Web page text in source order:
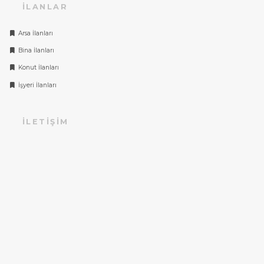
İLANLAR
Arsa İlanları
Bina İlanları
Konut İlanları
İşyeri İlanları
İLETIŞIM